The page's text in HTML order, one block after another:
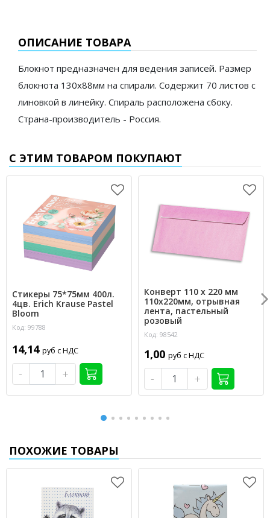
ОПИСАНИЕ ТОВАРА
Блокнот предназначен для ведения записей. Размер
блокнота 130х88мм на спирали. Содержит 70 листов с
линовкой в линейку. Спираль расположена сбоку.
Страна-производитель - Россия.
С ЭТИМ ТОВАРОМ ПОКУПАЮТ
Стикеры 75*75мм 400л.
4цв. Erich Krause Pastel
Bloom
Код: 99788
14,14 руб с НДС
- +
Конверт 110 х 220 мм
110х220мм, отрывная
лента, пастельный
розовый
Код: 98542
1,00 руб с НДС
- +
ПОХОЖИЕ ТОВАРЫ